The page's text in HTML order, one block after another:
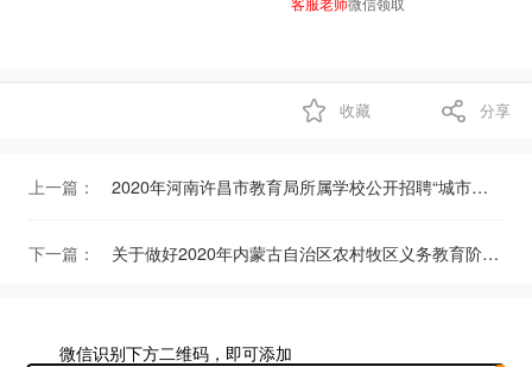
收藏 分享
上一篇： 2020年河南许昌市教育局所属学校公开招聘“城市特岗教师"报名人数统计（6月18日，截止时间18：00分）
下一篇： 关于做好2020年内蒙古自治区农村牧区义务教育阶段学校教师特设岗位计划实施工作的通知
微信识别下方二维码，即可添加